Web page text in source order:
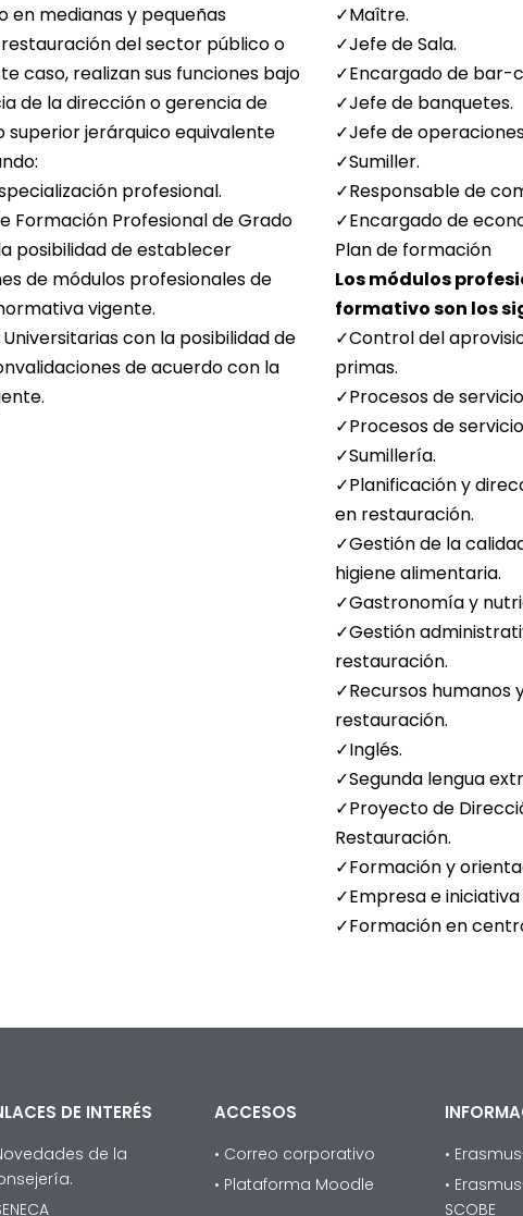
en medianas y pequeñas
del sector público o
caso, realizan sus funciones bajo
de la dirección o gerencia de
superior jerárquico equivalente
profesional.
Formación Profesional de Grado
posibilidad de establecer
de módulos profesionales de
vigente.
con la posibilidad de
de acuerdo con la
✓Maître.
✓Jefe de Sala.
✓Encargado de bar-
✓Jefe de banquetes.
✓Jefe de
✓Sumiller.
✓Responsable de
✓Encargado de
Plan de formación
Los módulos
formativo son los
✓Control del
primas.
✓Procesos de
✓Procesos de
✓Sumillería.
✓Planificación y
en restauración.
✓Gestión de la
higiene alimentaria.
✓Gastronomía y
✓Gestión
restauración.
✓Recursos humanos
restauración.
✓Inglés.
✓Segunda lengua
✓Proyecto de
Restauración.
✓Formación y
✓Empresa e
✓Formación en
DE INTERÉS
de la
ACCESOS
• Correo corporativo
• Plataforma Moodle
•
•
SCOBE